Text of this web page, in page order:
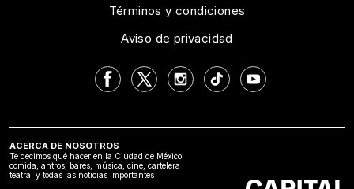
Términos y condiciones
Aviso de privacidad
ACERCA DE NOSOTROS
Te decimos qué hacer en la Ciudad de México:
comida, antros, bares, música, cine, cartelera
teatral y todas las noticias importantes